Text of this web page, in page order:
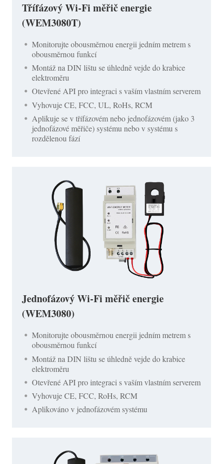
Třífázový Wi-Fi měřič energie
(WEM3080T)
Monitorujte obousměrnou energii jedním metrem s
obousměrnou funkcí
Montáž na DIN lištu se úhledně vejde do krabice
elektroměru
Otevřené API pro integraci s vaším vlastním serverem
Vyhovuje CE, FCC, UL, RoHs, RCM
Aplikuje se v třífázovém nebo jednofázovém (jako 3
jednofázové měřiče) systému nebo v systému s
rozdělenou fází
Jednofázový Wi-Fi měřič energie
(WEM3080)
Monitorujte obousměrnou energii jedním metrem s
obousměrnou funkcí
Montáž na DIN lištu se úhledně vejde do krabice
elektroměru
Otevřené API pro integraci s vaším vlastním serverem
Vyhovuje CE, FCC, RoHs, RCM
Aplikováno v jednofázovém systému